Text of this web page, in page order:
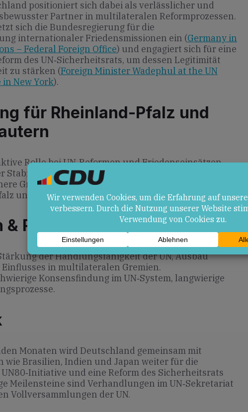
positioniert sich dabei als verlässlicher und
Partner in multilateralen Reformprozessen.
sich die Bundesregierung für die
internationaler Friedensmissionen ein (Germany in
– Federal Foreign Office) und engagiert sich für eine
des UN‐Sicherheitsrats, um dessen Legitimität
zu stärken (Foreign Minister Wadephul at the UN
in New York).
für Rheinland-Pfalz und
Rolle bei UN‐Reformen und Friedenseinsätzen
Stabilität bei. Diese internationale Verantwortung
Grundlage, von der auch Bürgerinnen und Bürger
und Kaiserslautern profitieren.
Risiken
der Handlungsfähigkeit der UN, Ausbau
in multilateralen Gremien.
Konsensfindung im UN‐System, langwierige
Monaten wird Deutschland gemeinsam mit
wie Brasilien, Indien und Japan weiter für die
und eine Reform des Sicherheitsrats
Meilensteine sind Verhandlungen im UN‐Sekretariat
Vollversammlungen der UN.